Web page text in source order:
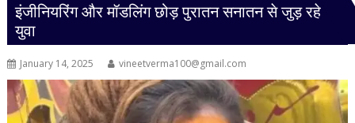
इंजीनियरिंग और मॉडलिंग छोड़ पुरातन सनातन से जुड़ रहे
युवा
January 14, 2025 vineetverma100@gmail.com